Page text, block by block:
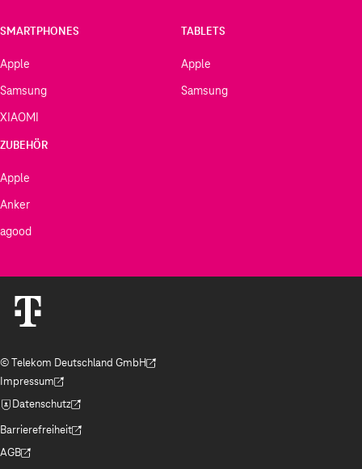
SMARTPHONES
Apple
Samsung
XIAOMI
TABLETS
Apple
Samsung
ZUBEHÖR
Apple
Anker
agood
© Telekom Deutschland GmbH
(Der Link wird in einem neuen Tab geöffnet)
Impressum
(Der Link wird in einem neuen Tab geöffnet)
Datenschutz
(Der Link wird in einem neuen Tab geöffnet)
Barrierefreiheit
(Der Link wird in einem neuen Tab geöffnet)
AGB
(Der Link wird in einem neuen Tab geöffnet)